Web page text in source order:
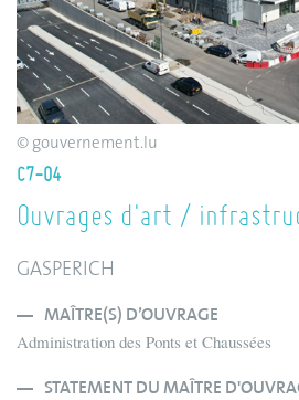
C7-04
Ouvrages d'art /
GASPERICH
MAÎTRE(S) D’OUVRAGE
Administration des Ponts et Chaussées
STATEMENT DU MAÎTRE
© gouvernement.lu